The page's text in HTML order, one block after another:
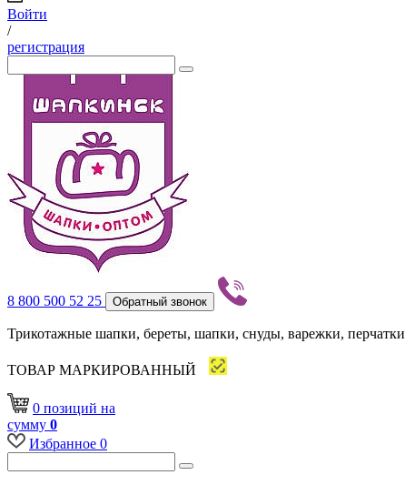
Войти
/
регистрация
8 800 500 52 25 Обратный звонок
Трикотажные шапки, береты, шапки, снуды, варежки, перчатки
ТОВАР МАРКИРОВАННЫЙ
0 позиций на
сумму 0
Избранное 0